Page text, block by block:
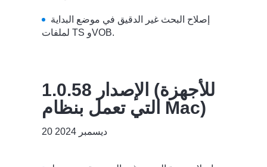
لملفات TS وVOB.
الإصدار 1.0.58 (للأجهزة
التي تعمل بنظام Mac)
20 ديسمبر 2024